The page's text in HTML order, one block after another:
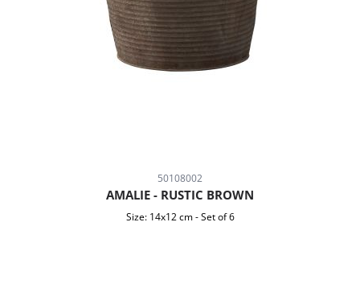
50108002
AMALIE - RUSTIC BROWN
Size: 14x12 cm -Set of 6